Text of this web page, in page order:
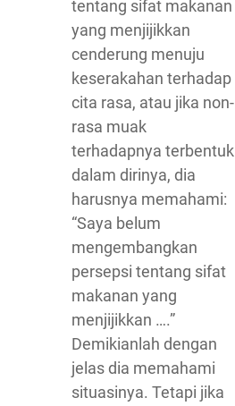
tentang sifat makanan
yang menjijikkan
cenderung menuju
keserakahan terhadap
cita rasa, atau jika non-
rasa muak
terhadapnya terbentuk
dalam dirinya, dia
harusnya memahami:
“Saya belum
mengembangkan
persepsi tentang sifat
makanan yang
menjijikkan ….”
Demikianlah dengan
jelas dia memahami
situasinya. Tetapi jika